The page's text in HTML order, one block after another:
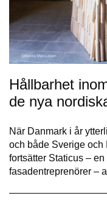
Hållbarhet
de nya
När Danmark i år
och både Sverige och
fortsätter Staticus –
fasadentreprenörer –